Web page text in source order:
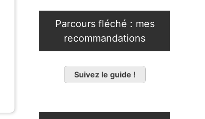
Parcours fléché : mes
recommandations
Suivez le guide !